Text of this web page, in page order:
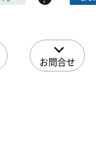
お問合せ